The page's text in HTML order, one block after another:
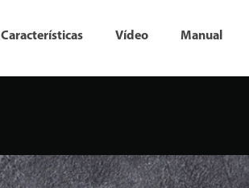
Características Vídeo Manual